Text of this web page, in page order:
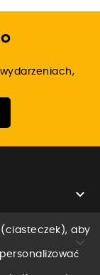


(ciasteczek), aby